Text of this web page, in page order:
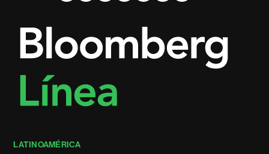
LATINOAMÉRICA